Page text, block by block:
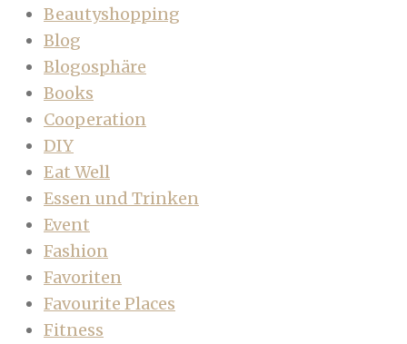
Beautyshopping
Blog
Blogosphäre
Books
Cooperation
DIY
Eat Well
Essen und Trinken
Event
Fashion
Favoriten
Favourite Places
Fitness